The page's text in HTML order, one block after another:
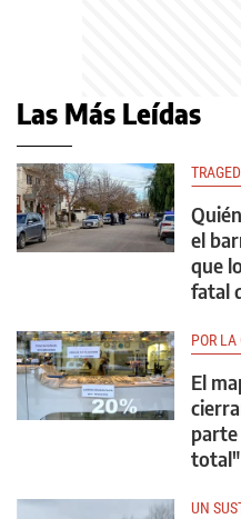
Las Más Leídas
el
que
fatal
POR LA
El
parte
total"
UN